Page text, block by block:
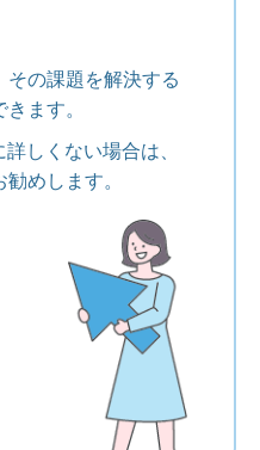
の課題を解決する
ます。
しくない場合は、
めします。